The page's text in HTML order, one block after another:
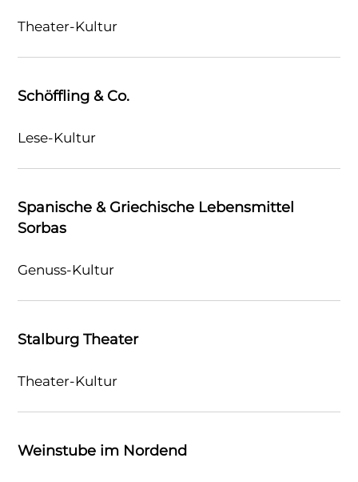
Theater-Kultur
Schöffling & Co.
Lese-Kultur
Spanische & Griechische Lebensmittel
Sorbas
Genuss-Kultur
Stalburg Theater
Theater-Kultur
Weinstube im Nordend